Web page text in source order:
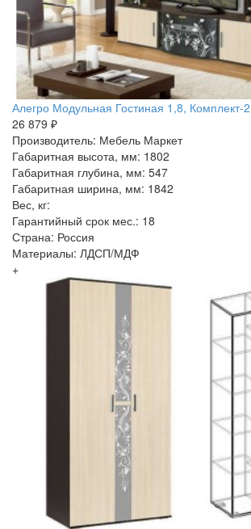
Алегро Модульная Гостиная 1,8, Комплект-
26 879 ₽
Производитель: Мебель Маркет
Габаритная высота, мм: 1802
Габаритная глубина, мм: 547
Габаритная ширина, мм: 1842
Вес, кг:
Гарантийный срок мес.: 18
Страна: Россия
Материалы: ЛДСП/МДФ
+